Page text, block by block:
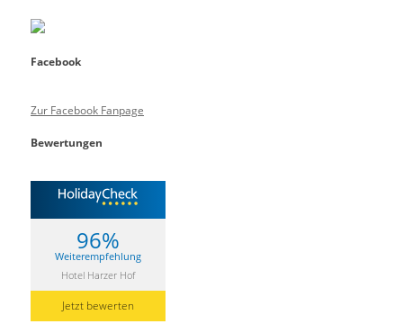
Facebook
Zur Facebook Fanpage
Bewertungen
96%
Weiterempfehlung
Hotel Harzer Hof
Jetzt bewerten